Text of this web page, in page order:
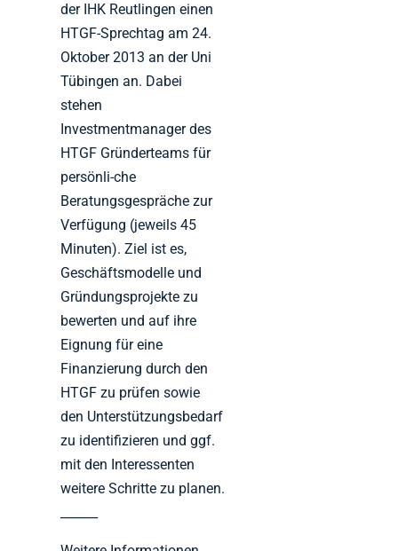
der IHK Reutlingen einen
HTGF-Sprechtag am 24.
Oktober 2013 an der Uni
Tübingen an. Dabei
stehen
Investmentmanager des
HTGF Gründerteams für
persönli-che
Beratungsgespräche zur
Verfügung (jeweils 45
Minuten). Ziel ist es,
Geschäftsmodelle und
Gründungsprojekte zu
bewerten und auf ihre
Eignung für eine
Finanzierung durch den
HTGF zu prüfen sowie
den Unterstützungsbedarf
zu identifizieren und ggf.
mit den Interessenten
weitere Schritte zu planen.